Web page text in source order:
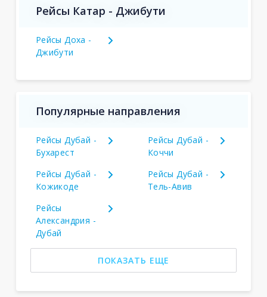
Рейсы Катар - Джибути
Рейсы Доха -
Джибути
Популярные направления
Рейсы Дубай -
Бухарест
Рейсы Дубай -
Коччи
Рейсы Дубай -
Кожикоде
Рейсы Дубай -
Тель-Авив
Рейсы
Александрия -
Дубай
ПОКАЗАТЬ ЕЩЕ